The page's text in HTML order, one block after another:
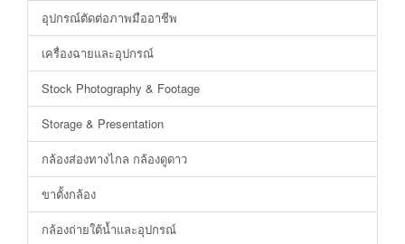
อุปกรณ์ตัดต่อภาพมืออาชีพ
เครื่องฉายและอุปกรณ์
Stock Photography & Footage
Storage & Presentation
กล้องส่องทางไกล กล้องดูดาว
ขาตั้งกล้อง
กล้องถ่ายใต้น้ำและอุปกรณ์